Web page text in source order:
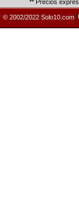
** Precios
© 2002/2022 Solo10.com